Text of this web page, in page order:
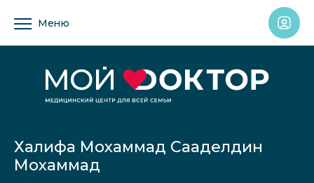
Меню
Халифа Мохаммад Сааделдин
Мохаммад